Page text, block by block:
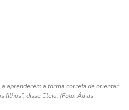
a aprenderem a forma correta de orientar
filhos”, disse Cleia. (Foto: Átilas